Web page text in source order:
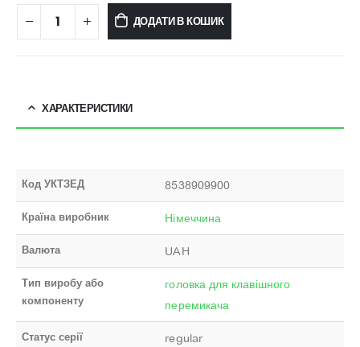
ДОДАТИ В КОШИК
ХАРАКТЕРИСТИКИ
Код УКТЗЕД 8538909900
Країна виробник Німеччина
Валюта UAH
Тип виробу або
компоненту
головка для клавішного
перемикача
Статус серії regular